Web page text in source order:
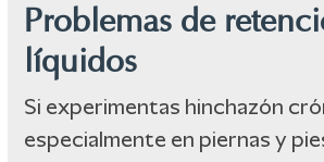
Problemas de
líquidos
Si experimentas hinchazón
especialmente en piernas y